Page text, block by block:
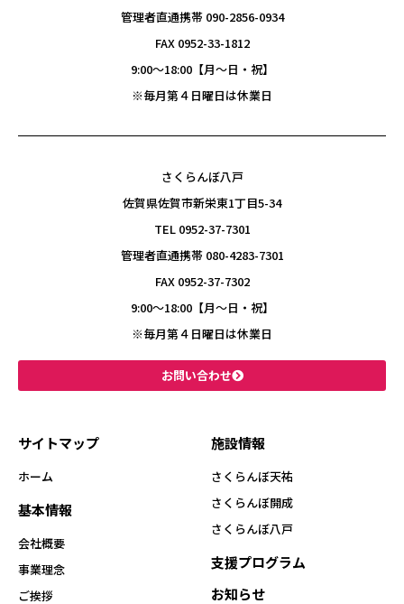
管理者直通携帯 090-2856-0934
FAX 0952-33-1812
9:00〜18:00【月～日・祝】
※毎月第４日曜日は休業日
さくらんぼ八戸
佐賀県佐賀市新栄東1丁目5-34
TEL 0952-37-7301
管理者直通携帯 080-4283-7301
FAX 0952-37-7302
9:00〜18:00【月～日・祝】
※毎月第４日曜日は休業日
お問い合わせ
サイトマップ
ホーム
基本情報
会社概要
事業理念
ご挨拶
施設情報
さくらんぼ天祐
さくらんぼ開成
さくらんぼ八戸
支援プログラム
お知らせ